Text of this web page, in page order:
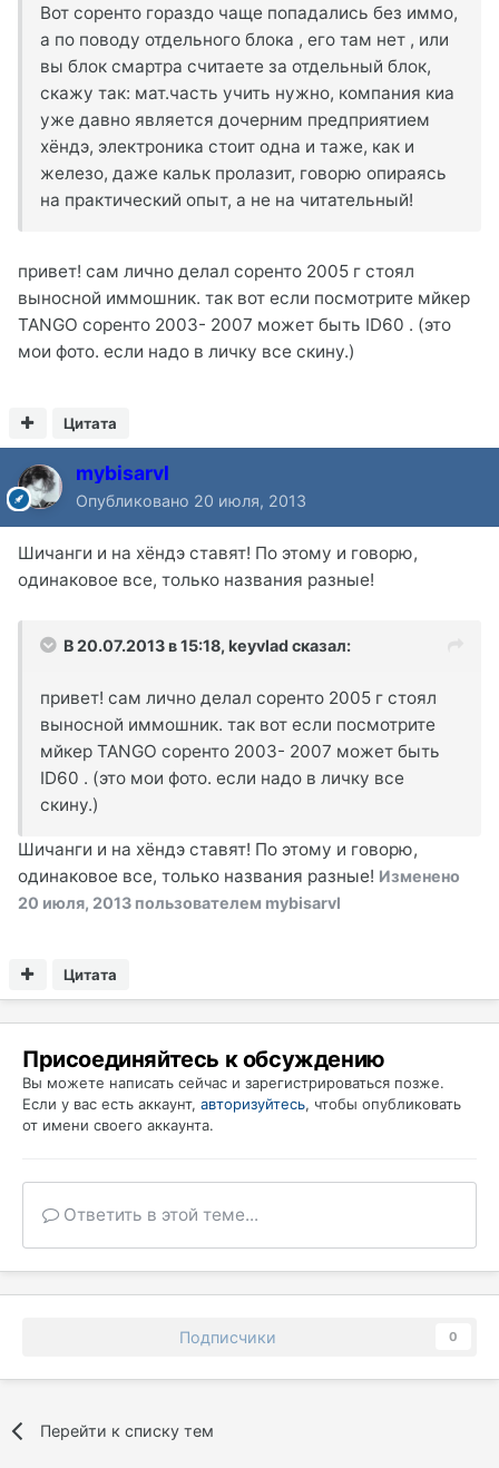
Вот соренто гораздо чаще попадались без иммо,
а по поводу отдельного блока , его там нет , или
вы блок смартра считаете за отдельный блок,
скажу так: мат.часть учить нужно, компания киа
уже давно является дочерним предприятием
хёндэ, электроника стоит одна и таже, как и
железо, даже кальк пролазит, говорю опираясь
на практический опыт, а не на читательный!
привет! сам лично делал соренто 2005 г стоял
выносной иммошник. так вот если посмотрите мйкер
TANGO соренто 2003- 2007 может быть ID60 . (это
мои фото. если надо в личку все скину.)
Цитата
mybisarvl
Опубликовано 20 июля, 2013
Шичанги и на хёндэ ставят! По этому и говорю,
одинаковое все, только названия разные!
В 20.07.2013 в 15:18, keyvlad сказал:
привет! сам лично делал соренто 2005 г стоял
выносной иммошник. так вот если посмотрите
мйкер TANGO соренто 2003- 2007 может быть
ID60 . (это мои фото. если надо в личку все
скину.)
Шичанги и на хёндэ ставят! По этому и говорю,
одинаковое все, только названия разные! Изменено
20 июля, 2013 пользователем mybisarvl
Цитата
Присоединяйтесь к обсуждению
Вы можете написать сейчас и зарегистрироваться позже.
Если у вас есть аккаунт, авторизуйтесь, чтобы опубликовать
от имени своего аккаунта.
Ответить в этой теме...
Подписчики 0
Перейти к списку тем